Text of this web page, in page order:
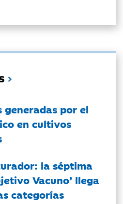
generadas por el
en cultivos
la séptima
Vacuno’ llega
categorías